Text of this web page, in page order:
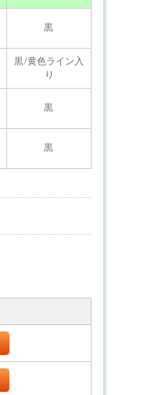
黒
黒/黄色ライン入
り
黒
黒